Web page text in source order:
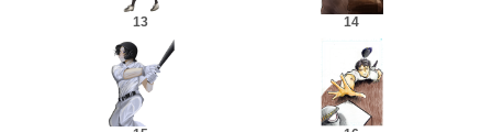
13 14